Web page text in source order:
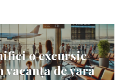
o excursie
de vară